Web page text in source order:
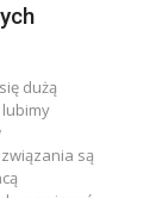
dużą
są